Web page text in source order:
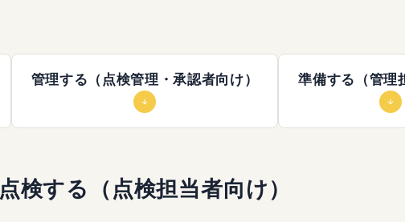
管理する（点検管理・承認者向け） 準備する（管理
点検する（点検担当者向け）